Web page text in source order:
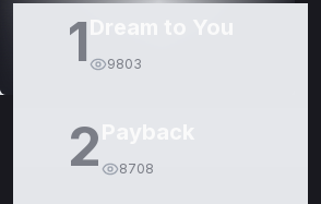
1 9803
2 8708